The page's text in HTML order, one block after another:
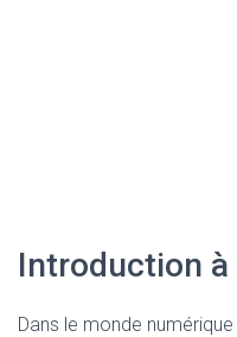
Introduction à
Dans le monde